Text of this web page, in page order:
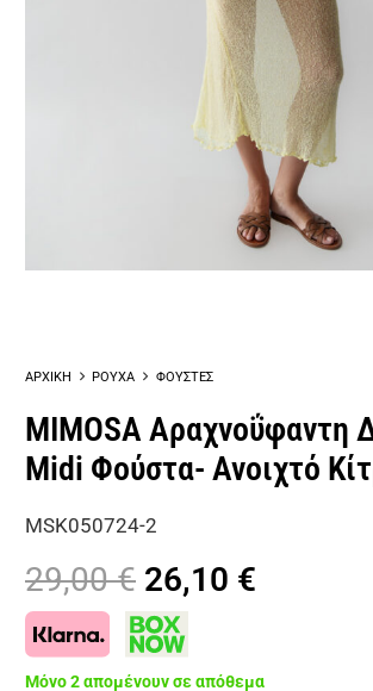
ΑΡΧΙΚΗ ΡΟΥΧΑ ΦΟΥΣΤΕΣ
MIMOSA Αραχνοΰφαντη
Midi Φούστα- Ανοιχτό
MSK050724-2
29,00€ Original
price
was:
29,00 €.
26,10 €
είναι:
Μόνο 2 απομένουν σε απόθεμα